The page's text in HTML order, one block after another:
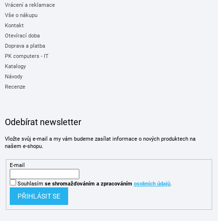
Vrácení a reklamace
Vše o nákupu
Kontakt
Otevírací doba
Doprava a platba
PK computers - IT
Katalogy
Návody
Recenze
Odebírat newsletter
Vložte svůj e-mail a my vám budeme zasílat informace o nových produktech na
našem e-shopu.
E-mail
Souhlasím se shromažďováním a zpracováním osobních údajů.
PŘIHLÁSIT SE